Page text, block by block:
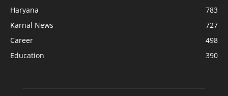
Haryana
783
Karnal News
727
Career
498
Education
390